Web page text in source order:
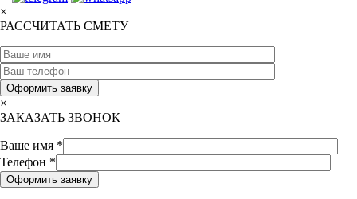
×
РАССЧИТАТЬ СМЕТУ
×
ЗАКАЗАТЬ ЗВОНОК
Ваше имя *
Телефон *